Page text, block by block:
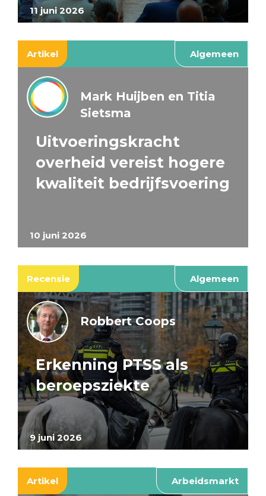
11 juni 2026
Artikel Algemeen
10 juni 2026
Mark Huijben en Titia
Sietsma
Uitvoeringskracht
overheid vereist hogere
kwaliteit bedrijfsvoering
Recensie Algemeen
9 juni 2026
Robbert Coops
Erkenning PTSS als
beroepsziekte
Artikel Arbeidsmarkt